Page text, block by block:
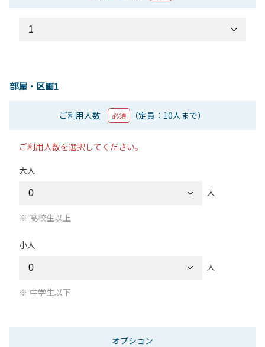
部屋・区画1
ご利用人数 必須 （定員：10人まで）
ご利用人数を選択してください。
大人
人
高校生以上
小人
人
中学生以下
オプション